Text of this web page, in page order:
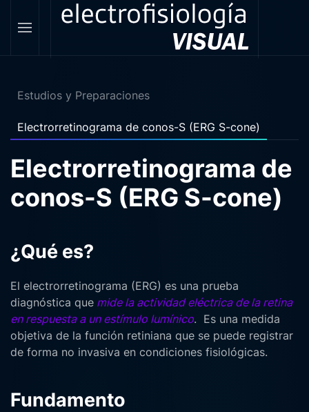
Estudios y Preparaciones
Electrorretinograma de conos-S (ERG S-cone)
Electrorretinograma de
conos-S (ERG S-cone)
¿Qué es?
El electrorretinograma (ERG) es una prueba
diagnóstica que mide la actividad eléctrica de la retina
en respuesta a un estímulo lumínico. Es una medida
objetiva de la función retiniana que se puede registrar
de forma no invasiva en condiciones fisiológicas.
Fundamento